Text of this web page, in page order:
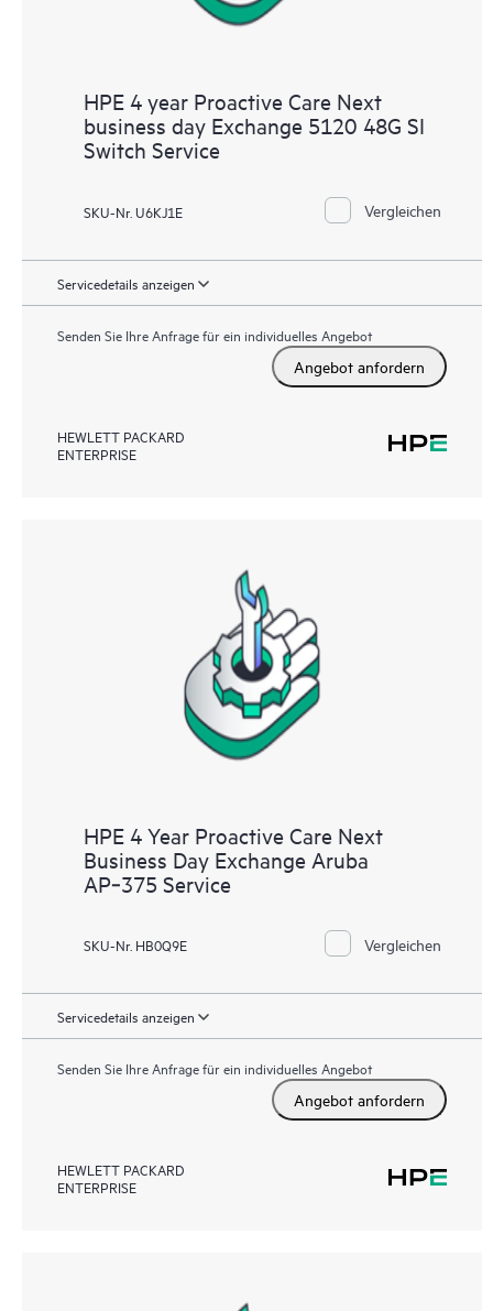
HPE 4 year Proactive Care Next
business day Exchange 5120 48G SI
Switch Service
SKU-Nr. U6KJ1E Vergleichen
Servicedetails anzeigen
Senden Sie Ihre Anfrage für ein individuelles Angebot
Angebot anfordern
HEWLETT PACKARD
ENTERPRISE
HPE 4 Year Proactive Care Next
Business Day Exchange Aruba
AP‑375 Service
SKU-Nr. HB0Q9E Vergleichen
Servicedetails anzeigen
Senden Sie Ihre Anfrage für ein individuelles Angebot
Angebot anfordern
HEWLETT PACKARD
ENTERPRISE